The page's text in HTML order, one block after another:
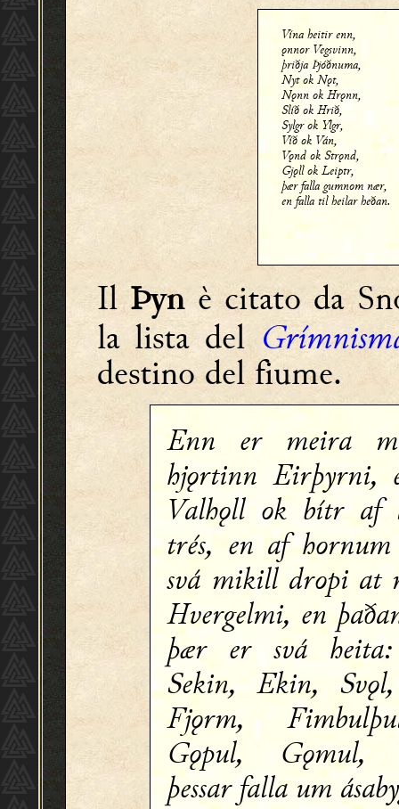
Vína heitir enn,
ǫnnor Vegsvinn,
þriðja Þjóðnuma,
Nyt ok Nǫt,
Nǫnn ok Hrǫnn,
Slíð ok Hrið,
Sylgr ok Ylgr,
Víð ok Ván,
Vǫnd ok Strǫnd,
Gjǫll ok Leiptr,
þær falla gumnom nær,
en falla til heilar heðan.
Il Þynè citato da
la lista del
destino del fiume.
Enn er meira
hjǫrtinn Eirþyrni,
Valhǫll ok bítr af
trés, en af
svá mikill dropi at
Hvergelmi, en
þær er svá
Sekin, Ekin,
Fjǫrm,
Gǫpul, Gǫmul,
þessar falla um